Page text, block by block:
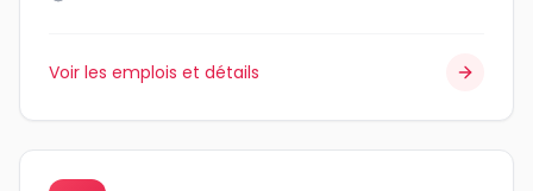
Voir les emplois et détails